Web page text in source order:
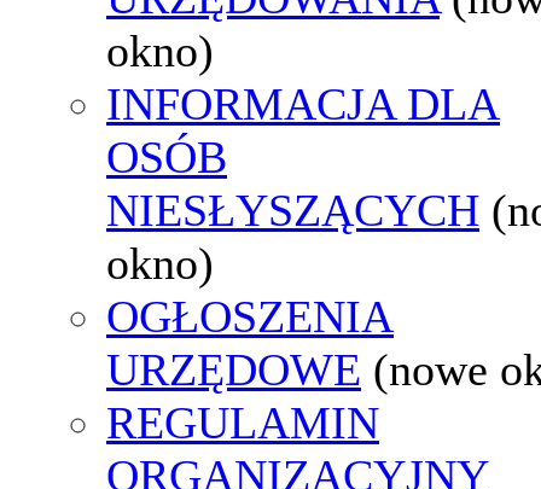
okno)
INFORMACJA DLA
OSÓB
NIESŁYSZĄCYCH
okno)
OGŁOSZENIA
URZĘDOWE (nowe
REGULAMIN
ORGANIZACYJNY